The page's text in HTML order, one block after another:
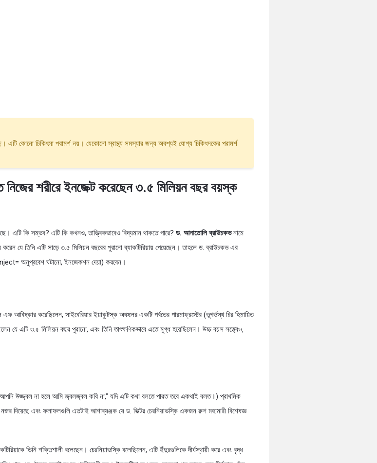
এটি কোনো চিকিৎসা পরামর্শ নয়। যেকোনো স্বাস্থ্য সমস্যার জন্য অবশ্যই যোগ্য চিকিৎসকের পরামর্শ
নিজের শরীরে ইনজেক্ট করেছেন ৩.৫ মিলিয়ন বছর বয়স্ক
এটি কি সম্ভব? এটি কি কখনও, তাত্ত্বিকভাবেও বিদ্যমান থাকতে পারে? ড. আনাতোলি ব্রাউচকভনামে
যে তিনি এটি সাড়ে ৩.৫ মিলিয়ন বছরের পুরানো ব্যাকটিরিয়ায় পেয়েছেন। তাহলে ড. ব্রাউচকভ এর
অনুপ্রবেশ ঘটানো, ইনজেকশন দেয়া) করবেন।
এফ আবিষ্কার করেছিলেন, সাইবেরিয়ার ইয়াকুটস্ক অঞ্চলের একটি পর্বতের পারমাফ্রস্টের (ভূগর্ভস্থ চির হিমায়িত
যে এটি ৩.৫ মিলিয়ন বছর পুরানো, এবং তিনি তাৎক্ষণিকভাবে এতে মুগ্ধ হয়েছিলেন। উচ্চ বয়স সত্ত্বেও,
উজ্জ্বল না হলে আমি জ্বলজ্বল করি না,” যদি এটি কথা বলতে পারত তবে একথাই বলত।) প্রাথমিক
দিয়েছে এবং ফলাফলগুলি এতটাই আশাব্যঞ্জক যে ড. ভিক্টর চেরনিয়াভস্কি একজন রুশ মহামারী বিশেষজ্ঞ
তিনি শক্তিশালী বলেছেন। চেরনিয়াভস্কি বলেছিলেন, এটি ইঁদুরগুলিকে দীর্ঘস্থায়ী করে এবং বৃদ্ধ